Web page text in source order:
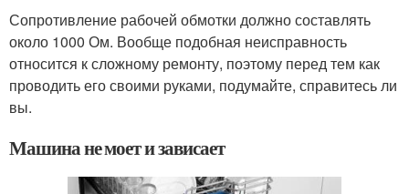
Сопротивление рабочей обмотки должно составлять
около 1000 Ом. Вообще подобная неисправность
относится к сложному ремонту, поэтому перед тем как
проводить его своими руками, подумайте, справитесь ли
вы.
Машина не моет и зависает